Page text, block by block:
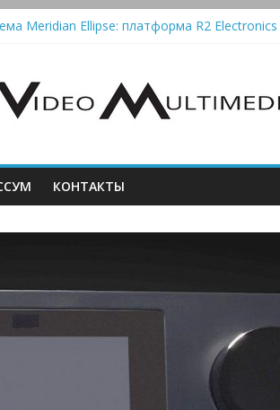
Meridian Ellipse: платформа R2
— традиционный виниловый автомат,
КОНТАКТЫ